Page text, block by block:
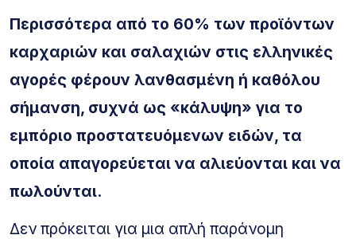
Περισσότερα από το 60% των προϊόντων
καρχαριών και σαλαχιών στις ελληνικές
αγορές φέρουν λανθασμένη ή καθόλου
σήμανση, συχνά ως «κάλυψη» για το
εμπόριο προστατευόμενων ειδών, τα
οποία απαγορεύεται να αλιεύονται και να
πωλούνται.
Δεν πρόκειται για μια απλή παράνομη